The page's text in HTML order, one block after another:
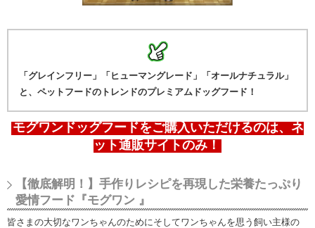
「グレインフリー」「ヒューマングレード」「オールナチュラル」
と、ペットフードのトレンドのプレミアムドッグフード！
モグワンドッグフードをご購入いただけるのは、ネ
ット通販サイトのみ！
【徹底解明！】手作りレシピを再現した栄養たっぷり
愛情フード『モグワン 』
皆さまの大切なワンちゃんのためにそしてワンちゃんを思う飼い主様の